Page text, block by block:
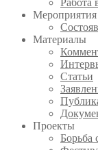
Работа
Мероприятия
Материалы
Статьи
Проекты
Борьба